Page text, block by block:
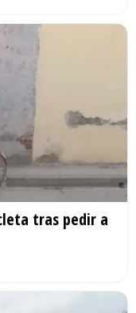
tras pedir a